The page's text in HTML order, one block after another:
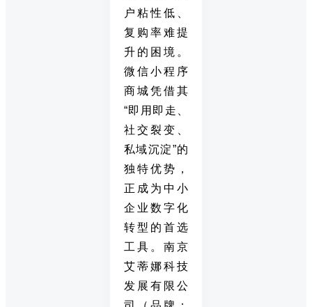
户粘性低、
复购率难提
升的困境。
微信小程序
商城凭借其
“即用即走、
社交裂变、
私域沉淀”的
独特优势，
正成为中小
企业数字化
转型的首选
工具。南京
艾蒂娜科技
发展有限公